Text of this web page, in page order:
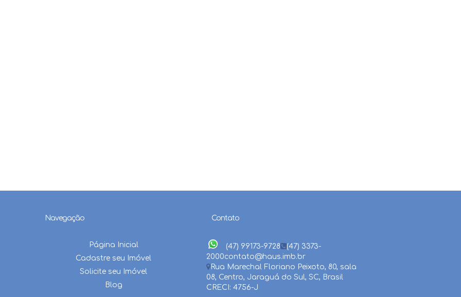
Navegação
Página Inicial
Cadastre seu Imóvel
Solicite seu Imóvel
Blog
Contato
(47) 99173-9728
(47) 3373-
2000contato@haus.imb.br
Rua Marechal Floriano Peixoto, 80, sala
08, Centro, Jaraguá do Sul, SC, Brasil
CRECI: 4756-J